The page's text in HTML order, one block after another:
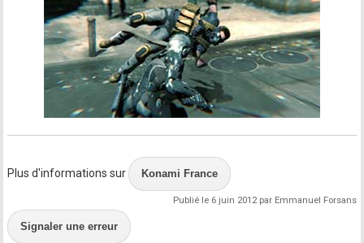
Plus d'informations sur Konami France
Publié le 6 juin 2012 par Emmanuel Forsans
Signaler une erreur